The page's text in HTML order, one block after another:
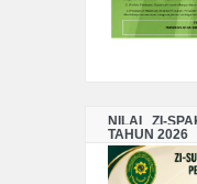
NILAI ZI-
TAHUN 2026